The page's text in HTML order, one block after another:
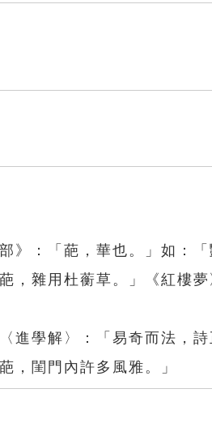
》：「葩，華也。」如：
，雜用杜蘅草。」《紅樓
進學解〉：「易奇而法，
，閨門內許多風雅。」